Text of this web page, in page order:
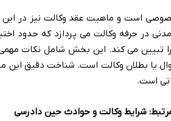
خصوصی است و ماهیت عقد وکالت نیز در
در حرفه وکالت می پردازد که حدود
تبیین می کند. این بخش شامل نکات
یا بطلان وکالت است. شناخت دقیق این
است.
شرایط وکالت و حوادث حین دادرسی